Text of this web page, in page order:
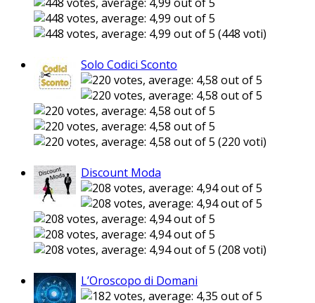
(448 voti)
Solo Codici Sconto
(220 voti)
Discount Moda
(208 voti)
L’Oroscopo di Domani